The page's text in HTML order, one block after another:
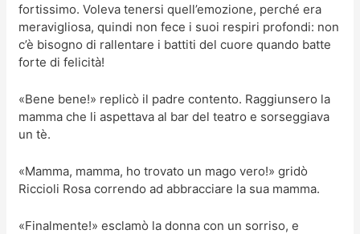
fortissimo. Voleva tenersi quell’emozione, perché era
meravigliosa, quindi non fece i suoi respiri profondi: non
c’è bisogno di rallentare i battiti del cuore quando batte
forte di felicità!
«Bene bene!» replicò il padre contento. Raggiunsero la
mamma che li aspettava al bar del teatro e sorseggiava
un tè.
«Mamma, mamma, ho trovato un mago vero!» gridò
Riccioli Rosa correndo ad abbracciare la sua mamma.
«Finalmente!» esclamò la donna con un sorriso, e